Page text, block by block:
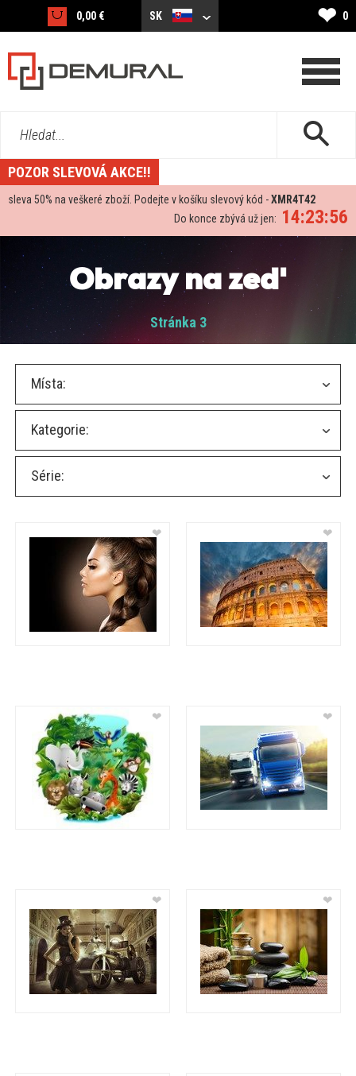
0,00 € SK ❤ 0
Hledat...
POZOR SLEVOVÁ AKCE!!
sleva 50% na veškeré zboží. Podejte v košíku slevový kód -XMR4T42
14:23:55
Do konce zbývá už jen:
Obrazy na zed'
Stránka 3
Místa:
Kategorie:
Série:
❤ ❤
❤ ❤
❤ ❤